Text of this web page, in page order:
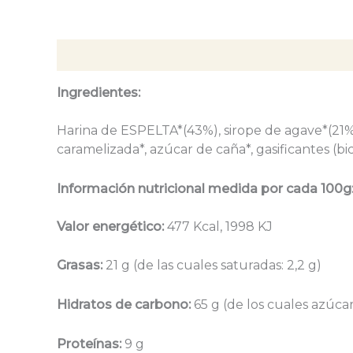
Ingredientes:
Harina de ESPELTA*(43%), sirope de
caramelizada*, azúcar de caña*, gasificantes
Información nutricional medida por cada 100g:
Valor energético: 477 Kcal, 1998 KJ
Grasas: 21 g (de las cuales saturadas: 2,2 g)
Hidratos de carbono: 65 g (de los cuales
Proteínas: 9 g